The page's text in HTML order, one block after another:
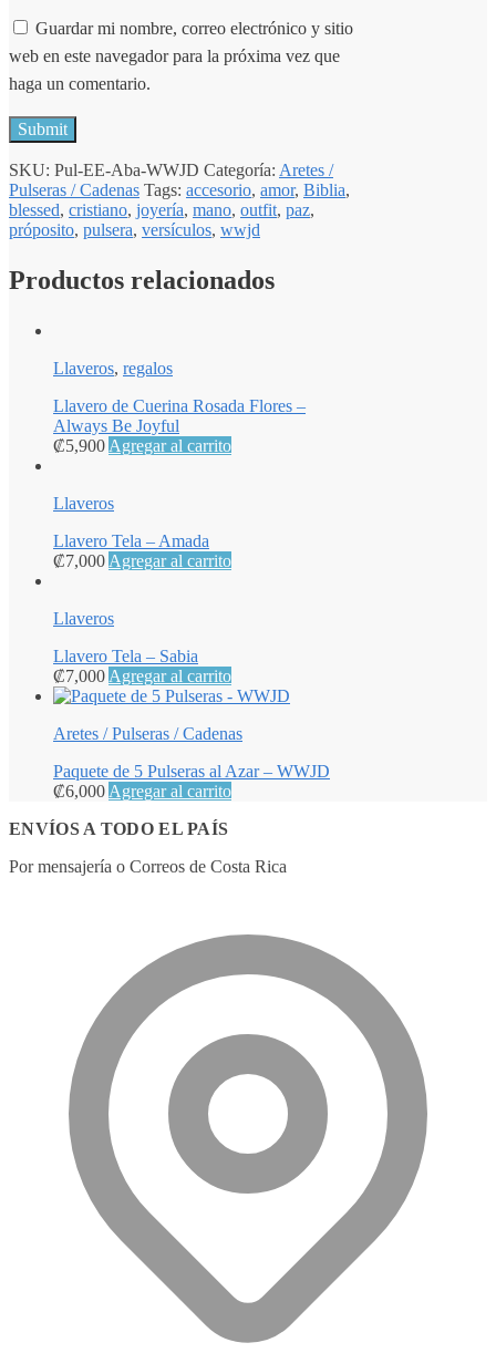
Guardar mi nombre, correo electrónico y sitio
web en este navegador para la próxima vez que
haga un comentario.
SKU: Pul-EE-Aba-WWJD Categoría: Aretes /
Pulseras / Cadenas Tags: accesorio, amor, Biblia,
blessed, cristiano, joyería, mano, outfit, paz,
próposito, pulsera, versículos, wwjd
Productos relacionados
Llaveros, regalos
Llavero de Cuerina Rosada Flores –
Always Be Joyful
₡5,900 Agregar al carrito
Llaveros
Llavero Tela – Amada
₡7,000 Agregar al carrito
Llaveros
Llavero Tela – Sabia
₡7,000 Agregar al carrito
Aretes / Pulseras / Cadenas
Paquete de 5 Pulseras al Azar – WWJD
₡6,000 Agregar al carrito
ENVÍOS A TODO EL PAÍS
Por mensajería o Correos de Costa Rica